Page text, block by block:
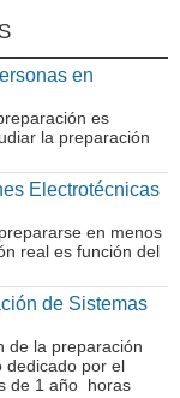
en
es
la preparación
Electrotécnicas
en menos
real es función del
de Sistemas
de la preparación
dedicado por el
de 1 año horas